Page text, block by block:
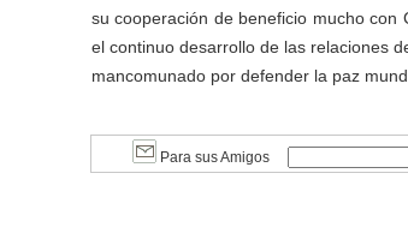
su cooperación de beneficio mucho con
el continuo desarrollo de las relaciones
mancomunado por defender la paz
Para sus Amigos